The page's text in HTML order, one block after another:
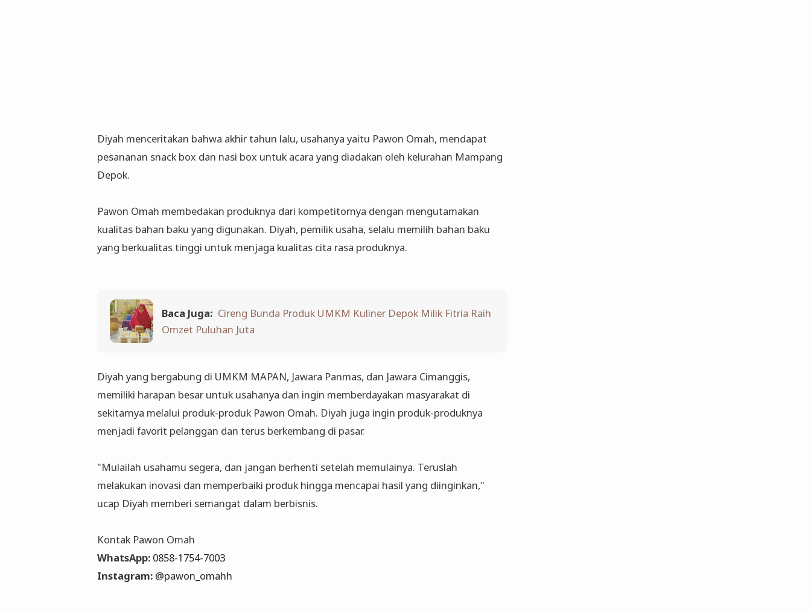
Diyah menceritakan bahwa akhir tahun lalu, usahanya yaitu Pawon Omah, mendapat
pesananan snack box dan nasi box untuk acara yang diadakan oleh kelurahan Mampang
Depok.
Pawon Omah membedakan produknya dari kompetitornya dengan mengutamakan
kualitas bahan baku yang digunakan. Diyah, pemilik usaha, selalu memilih bahan baku
yang berkualitas tinggi untuk menjaga kualitas cita rasa produknya.
Baca Juga: Cireng Bunda Produk UMKM Kuliner Depok Milik Fitria Raih
Omzet Puluhan Juta
Diyah yang bergabung di UMKM MAPAN, Jawara Panmas, dan Jawara Cimanggis,
memiliki harapan besar untuk usahanya dan ingin memberdayakan masyarakat di
sekitarnya melalui produk-produk Pawon Omah. Diyah juga ingin produk-produknya
menjadi favorit pelanggan dan terus berkembang di pasar.
"Mulailah usahamu segera, dan jangan berhenti setelah memulainya. Teruslah
melakukan inovasi dan memperbaiki produk hingga mencapai hasil yang diinginkan,"
ucap Diyah memberi semangat dalam berbisnis.
Kontak Pawon Omah
WhatsApp: 0858-1754-7003
Instagram: @pawon_omahh